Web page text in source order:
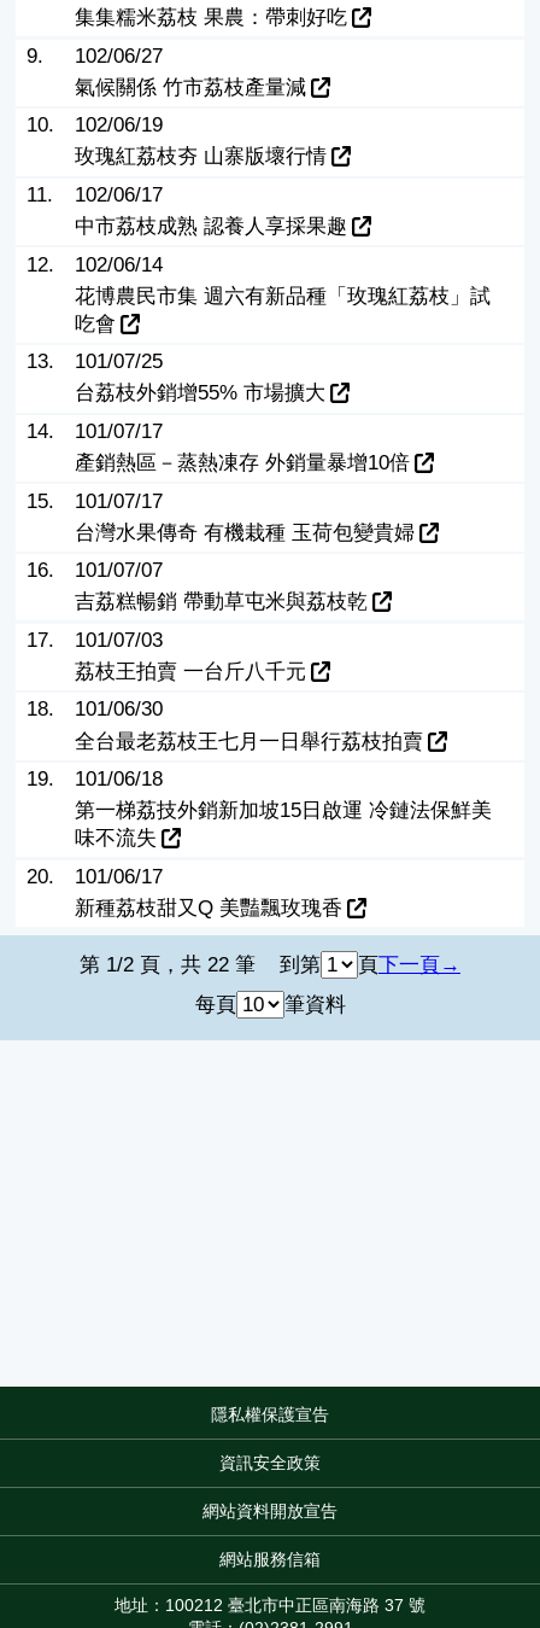
集集糯米荔枝 果農：帶刺好吃
9.
102/06/27
氣候關係 竹市荔枝產量減
10.
102/06/19
玫瑰紅荔枝夯 山寨版壞行情
11.
102/06/17
中市荔枝成熟 認養人享採果趣
12.
102/06/14
花博農民市集 週六有新品種「玫瑰紅荔枝」試
吃會
13.
101/07/25
台荔枝外銷增55% 市場擴大
14.
101/07/17
產銷熱區－蒸熱凍存 外銷量暴增10倍
15.
101/07/17
台灣水果傳奇 有機栽種 玉荷包變貴婦
16.
101/07/07
吉荔糕暢銷 帶動草屯米與荔枝乾
17.
101/07/03
荔枝王拍賣 一台斤八千元
18.
101/06/30
全台最老荔枝王七月一日舉行荔枝拍賣
19.
101/06/18
第一梯荔技外銷新加坡15日啟運 冷鏈法保鮮美
味不流失
20.
101/06/17
新種荔枝甜又Q 美豔飄玫瑰香
第 1/2 頁，共 22 筆 到第 頁下一頁
每頁
筆資料
隱私權保護宣告
資訊安全政策
網站資料開放宣告
網站服務信箱
地址：100212 臺北市中正區南海路 37 號